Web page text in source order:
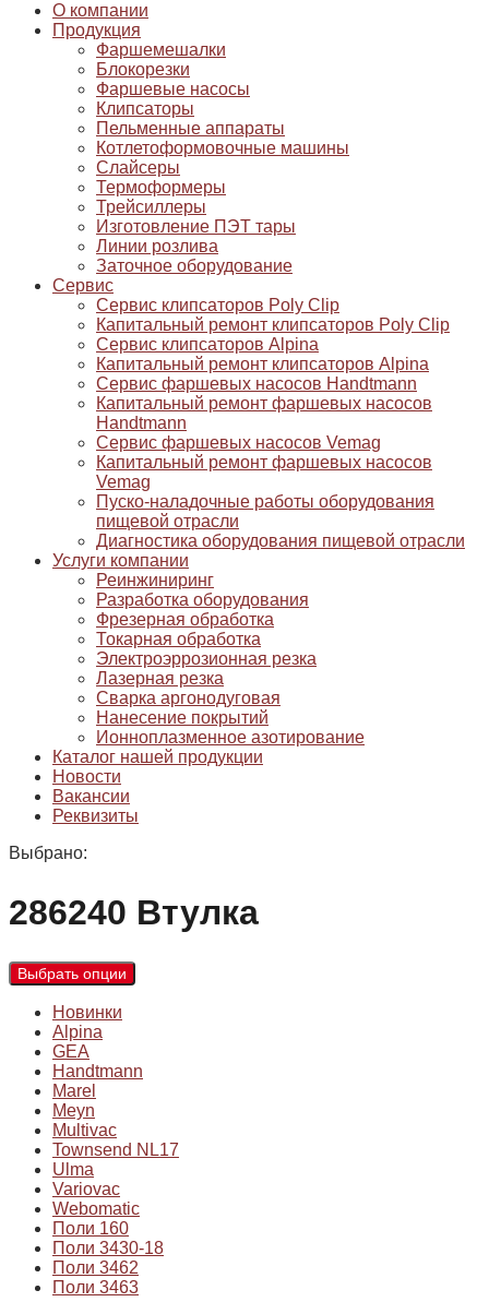
О компании
Продукция
Фаршемешалки
Блокорезки
Фаршевые насосы
Клипсаторы
Пельменные аппараты
Котлетоформовочные машины
Слайсеры
Термоформеры
Трейсиллеры
Изготовление ПЭТ тары
Линии розлива
Заточное оборудование
Сервис
Сервис клипсаторов Poly Clip
Капитальный ремонт клипсаторов Poly Clip
Сервис клипсаторов Alpina
Капитальный ремонт клипсаторов Alpina
Сервис фаршевых насосов Handtmann
Капитальный ремонт фаршевых насосов
Handtmann
Сервис фаршевых насосов Vemag
Капитальный ремонт фаршевых насосов
Vemag
Пуско-наладочные работы оборудования
пищевой отрасли
Диагностика оборудования пищевой отрасли
Услуги компании
Реинжиниринг
Разработка оборудования
Фрезерная обработка
Токарная обработка
Электроэррозионная резка
Лазерная резка
Сварка аргонодуговая
Нанесение покрытий
Ионноплазменное азотирование
Каталог нашей продукции
Новости
Вакансии
Реквизиты
Выбрано:
286240 Втулка
Выбрать опции
Новинки
Alpina
GEA
Handtmann
Marel
Meyn
Multivac
Townsend NL17
Ulma
Variovac
Webomatic
Поли 160
Поли 3430-18
Поли 3462
Поли 3463